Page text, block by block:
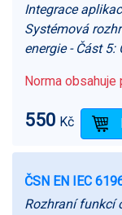
Integrace
Systémová
energie - Část
Norma obsahuje
550 Kč
ČSN EN IEC
Rozhraní funkcí